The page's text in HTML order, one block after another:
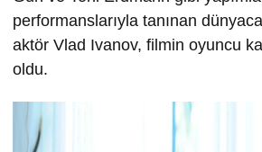
performanslarıyla tanınan
aktör Vlad Ivanov, filmin oyuncu
oldu.